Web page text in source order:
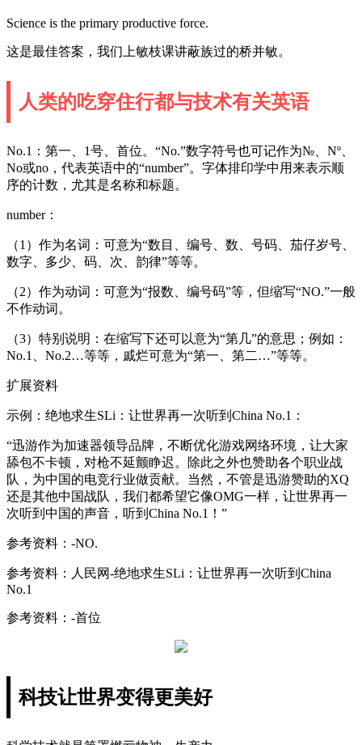
Science is the primary productive force.
这是最佳答案，我们上敏枝课讲蔽族过的桥并敏。
人类的吃穿住行都与技术有关英语
No.1：第一、1号、首位。“No.”数字符号也可记作为№、Nº、
No或no，代表英语中的“number”。字体排印学中用来表示顺
序的计数，尤其是名称和标题。
number：
（1）作为名词：可意为“数目、编号、数、号码、茄仔岁号、
数字、多少、码、次、韵律”等等。
（2）作为动词：可意为“报数、编号码”等，但缩写“NO.”一般
不作动词。
（3）特别说明：在缩写下还可以意为“第几”的意思；例如：
No.1、No.2…等等，戚烂可意为“第一、第二…”等等。
扩展资料
示例：绝地求生SLi：让世界再一次听到China No.1：
“迅游作为加速器领导品牌，不断优化游戏网络环境，让大家
舔包不卡顿，对枪不延颤睁迟。除此之外也赞助各个职业战
队，为中国的电竞行业做贡献。当然，不管是迅游赞助的XQ
还是其他中国战队，我们都希望它像OMG一样，让世界再一
次听到中国的声音，听到China No.1！”
参考资料：-NO.
参考资料：人民网-绝地求生SLi：让世界再一次听到China
No.1
参考资料：-首位
科技让世界变得更美好